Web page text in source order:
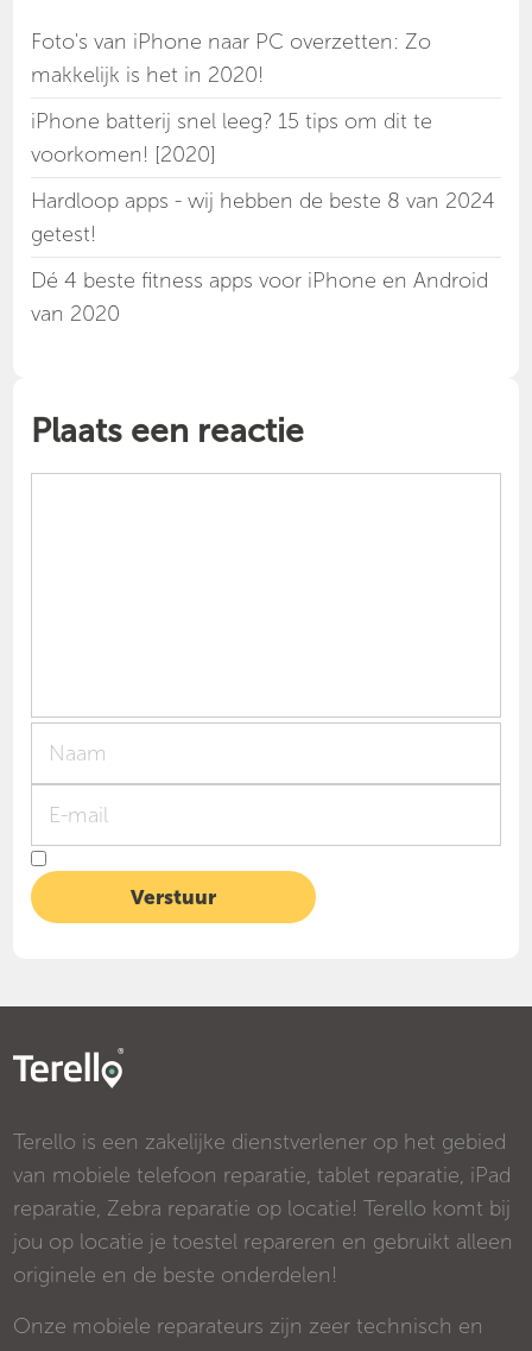
Foto's van iPhone naar PC overzetten: Zo
makkelijk is het in 2020!
iPhone batterij snel leeg? 15 tips om dit te
voorkomen! [2020]
Hardloop apps - wij hebben de beste 8 van 2024
getest!
Dé 4 beste fitness apps voor iPhone en Android
van 2020
Plaats een reactie
Terello is een zakelijke dienstverlener op het gebied
van mobiele telefoon reparatie, tablet reparatie, iPad
reparatie, Zebra reparatie op locatie! Terello komt bij
jou op locatie je toestel repareren en gebruikt alleen
originele en de beste onderdelen!
Onze mobiele reparateurs zijn zeer technisch en